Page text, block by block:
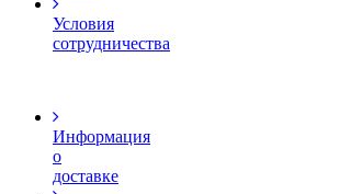
Условия
сотрудничества
Информация
о
доставке